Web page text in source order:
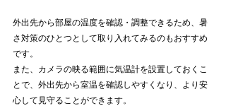
外出先から部屋の温度を確認・調整できるため、暑
さ対策のひとつとして取り入れてみるのもおすすめ
です。
また、カメラの映る範囲に気温計を設置しておくこ
とで、外出先から室温を確認しやすくなり、より安
心して見守ることができます。